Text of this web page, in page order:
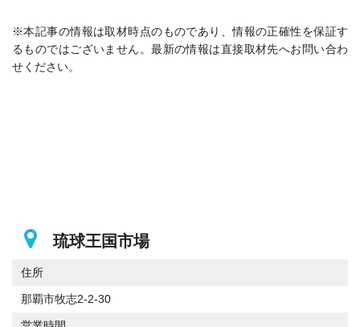
※本記事の情報は取材時点のものであり、情報の正確性を保証す
るものではございません。最新の情報は直接取材先へお問い合わ
せください。
琉球王国市場
住所
那覇市牧志2-2-30